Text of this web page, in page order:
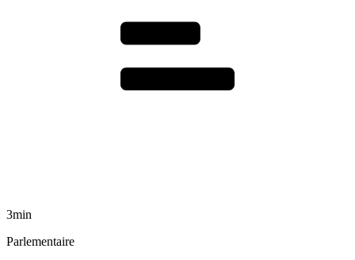
3min
Parlementaire